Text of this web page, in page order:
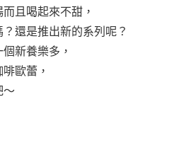
且喝起來不甜，
還是推出新的系列呢？
新養樂多，
歐蕾，
～